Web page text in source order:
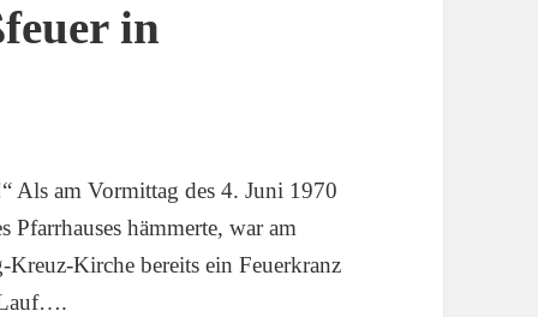
in
Als am Vormittag des 4. Juni 1970
hämmerte, war am
Kirche bereits ein Feuerkranz
Lauf….